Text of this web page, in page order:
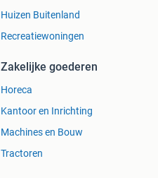
Huizen Buitenland
Recreatiewoningen
Zakelijke goederen
Horeca
Kantoor en Inrichting
Machines en Bouw
Tractoren